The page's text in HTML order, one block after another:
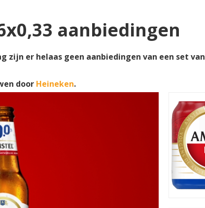
aanbiedingen
zijn er helaas geen aanbiedingen van een set
door Heineken.